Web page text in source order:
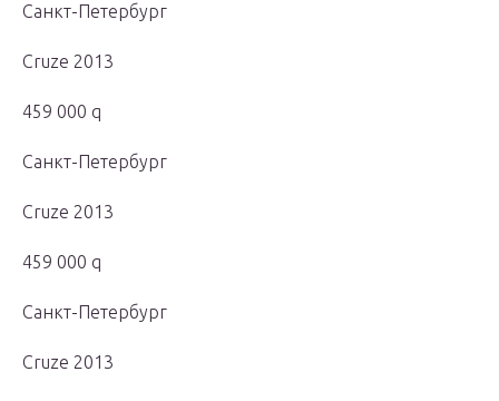
Санкт-Петербург
Cruze 2013
459 000 q
Санкт-Петербург
Cruze 2013
459 000 q
Санкт-Петербург
Cruze 2013